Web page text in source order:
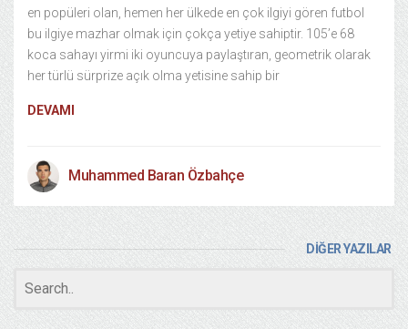
en popüleri olan, hemen her ülkede en çok ilgiyi gören futbol
bu ilgiye mazhar olmak için çokça yetiye sahiptir. 105’e 68
koca sahayı yirmi iki oyuncuya paylaştıran, geometrik olarak
her türlü sürprize açık olma yetisine sahip bir
DEVAMI
Muhammed Baran Özbahçe
DİĞER YAZILAR